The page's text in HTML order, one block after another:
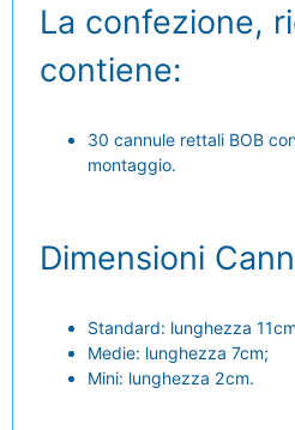
La confezione,
contiene:
30 cannule rettali BOB
montaggio.
Dimensioni
Standard: lunghezza
Medie: lunghezza 7cm;
Mini: lunghezza 2cm.